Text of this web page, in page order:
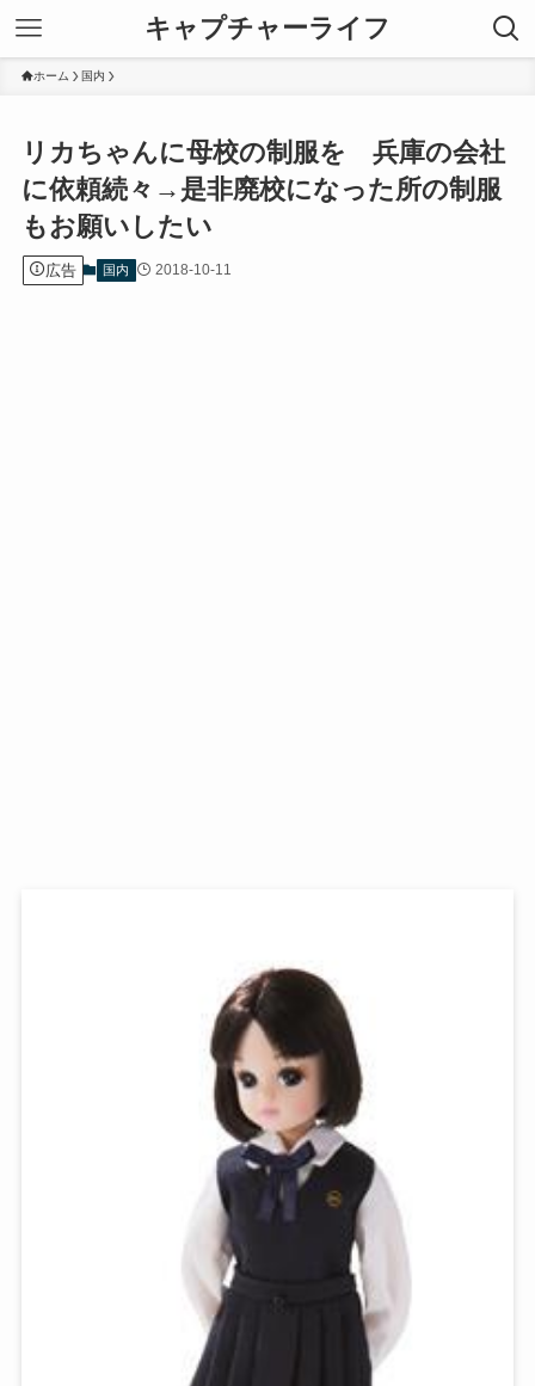
キャプチャーライフ
ホーム 国内
リカちゃんに母校の制服を 兵庫の会社
に依頼続々→是非廃校になった所の制服
もお願いしたい
広告 国内 2018-10-11